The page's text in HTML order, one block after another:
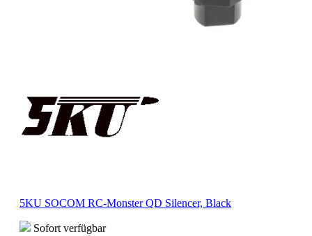
5KU SOCOM RC-Monster QD Silencer, Black
Sofort verfügbar